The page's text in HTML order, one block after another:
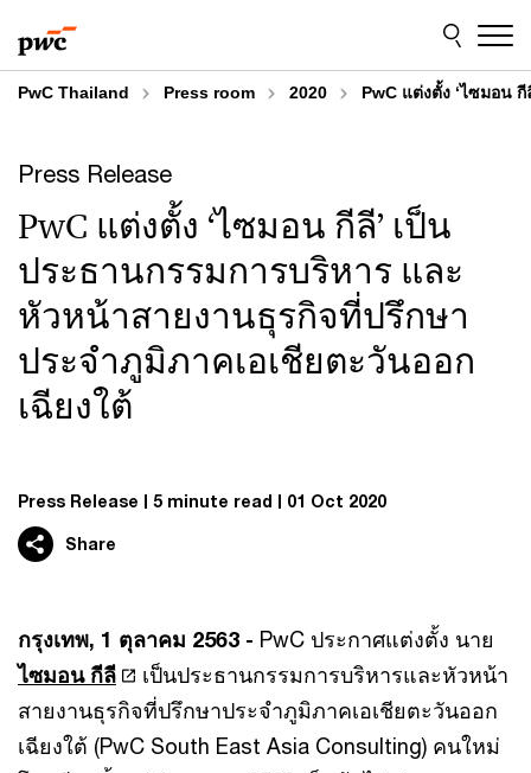
to
content
to
footer
PwC Thailand Press room 2020 PwC แต่งตั้ง ‘ไซมอน
Press Release
PwC แต่งตั้ง ‘ไซมอน กีลี’ เป็น
ประธานกรรมการบริหาร และ
หัวหน้าสายงานธุรกิจที่ปรึกษา
ประจำภูมิภาคเอเชียตะวันออก
เฉียงใต้
Press Release 5 minute read 01 Oct 2020
Share
กรุงเทพ, 1 ตุลาคม 2563 - PwC ประกาศแต่งตั้ง นาย
ไซมอน กีลี
เป็นประธานกรรมการบริหารและหัวหน้า
สายงานธุรกิจที่ปรึกษาประจำภูมิภาคเอเชียตะวันออก
เฉียงใต้ (PwC South East Asia Consulting) คนใหม่